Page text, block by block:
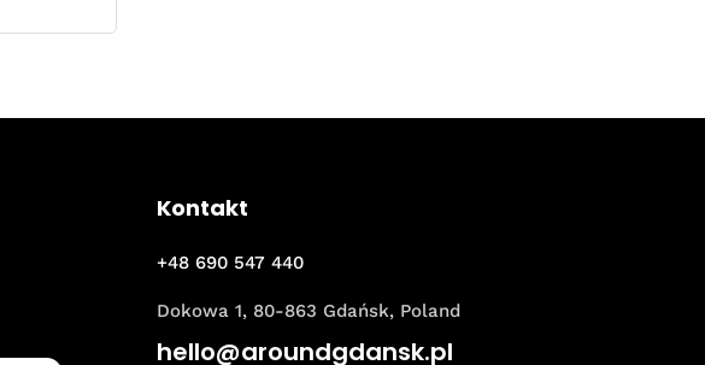
Kontakt
+48 690 547 440
Dokowa 1, 80-863 Gdańsk, Poland
hello@aroundgdansk.pl